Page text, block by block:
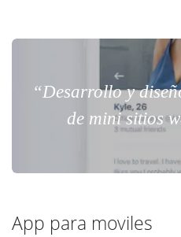
“Desarrollo y
de mini sitios
App para moviles